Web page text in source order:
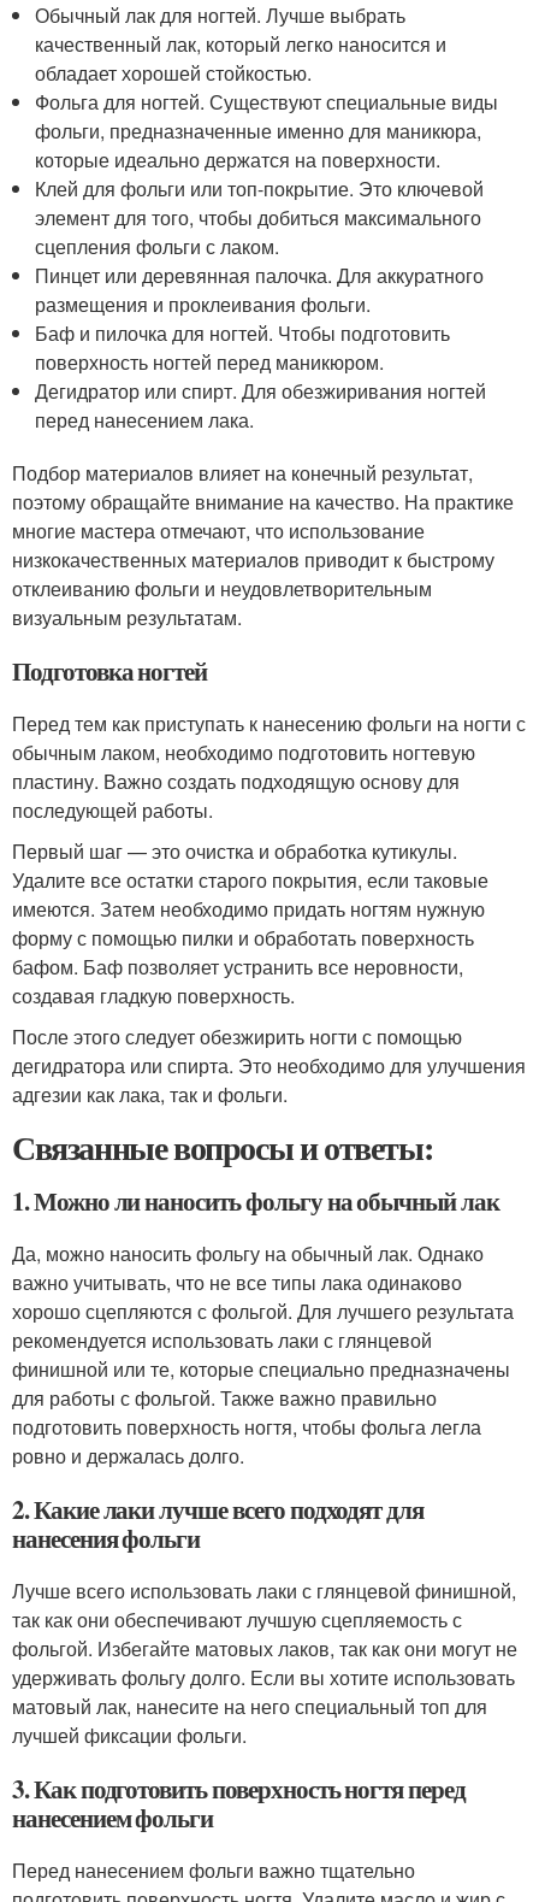
Обычный лак для ногтей. Лучше выбрать
качественный лак, который легко наносится и
обладает хорошей стойкостью.
Фольга для ногтей. Существуют специальные виды
фольги, предназначенные именно для маникюра,
которые идеально держатся на поверхности.
Клей для фольги или топ-покрытие. Это ключевой
элемент для того, чтобы добиться максимального
сцепления фольги с лаком.
Пинцет или деревянная палочка. Для аккуратного
размещения и проклеивания фольги.
Баф и пилочка для ногтей. Чтобы подготовить
поверхность ногтей перед маникюром.
Дегидратор или спирт. Для обезжиривания ногтей
перед нанесением лака.
Подбор материалов влияет на конечный результат,
поэтому обращайте внимание на качество. На практике
многие мастера отмечают, что использование
низкокачественных материалов приводит к быстрому
отклеиванию фольги и неудовлетворительным
визуальным результатам.
Подготовка ногтей
Перед тем как приступать к нанесению фольги на ногти с
обычным лаком, необходимо подготовить ногтевую
пластину. Важно создать подходящую основу для
последующей работы.
Первый шаг — это очистка и обработка кутикулы.
Удалите все остатки старого покрытия, если таковые
имеются. Затем необходимо придать ногтям нужную
форму с помощью пилки и обработать поверхность
бафом. Баф позволяет устранить все неровности,
создавая гладкую поверхность.
После этого следует обезжирить ногти с помощью
дегидратора или спирта. Это необходимо для улучшения
адгезии как лака, так и фольги.
Связанные вопросы и ответы:
1. Можно ли наносить фольгу на обычный лак
Да, можно наносить фольгу на обычный лак. Однако
важно учитывать, что не все типы лака одинаково
хорошо сцепляются с фольгой. Для лучшего результата
рекомендуется использовать лаки с глянцевой
финишной или те, которые специально предназначены
для работы с фольгой. Также важно правильно
подготовить поверхность ногтя, чтобы фольга легла
ровно и держалась долго.
2. Какие лаки лучше всего подходят для
нанесения фольги
Лучше всего использовать лаки с глянцевой финишной,
так как они обеспечивают лучшую сцепляемость с
фольгой. Избегайте матовых лаков, так как они могут не
удерживать фольгу долго. Если вы хотите использовать
матовый лак, нанесите на него специальный топ для
лучшей фиксации фольги.
3. Как подготовить поверхность ногтя перед
нанесением фольги
Перед нанесением фольги важно тщательно